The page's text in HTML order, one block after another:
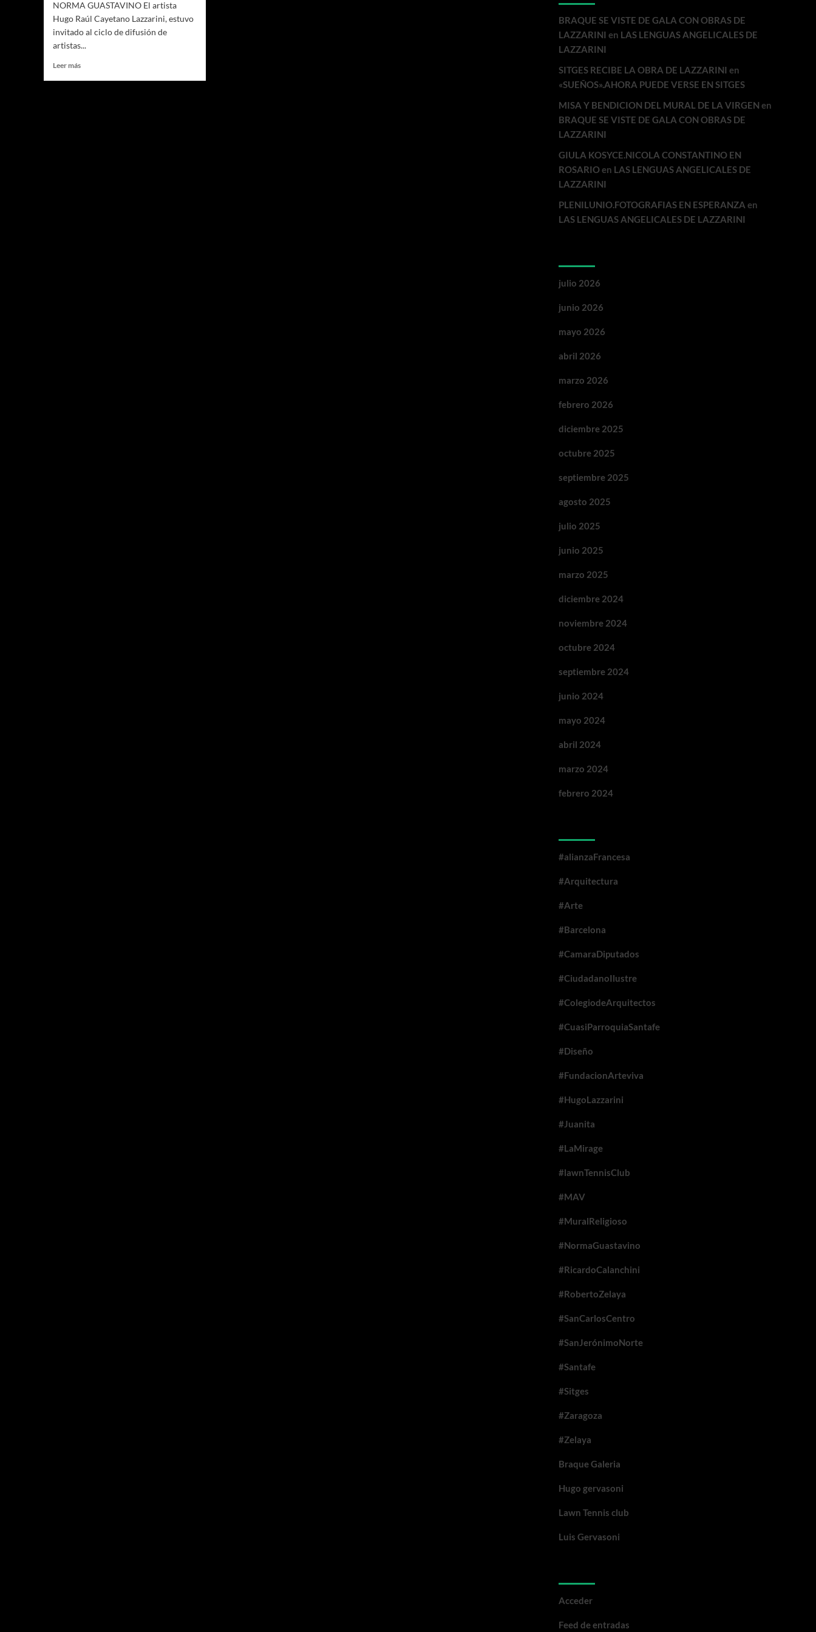
NORMA GUASTAVINO El artista
Hugo Raúl Cayetano Lazzarini, estuvo
invitado al ciclo de difusión de
artistas...
Leer másLeer
BRAQUE SE VISTE DE GALA CON OBRAS DE
LAZZARINI en LAS LENGUAS ANGELICALES DE
LAZZARINI
SITGES RECIBE LA OBRA DE LAZZARINI en
«SUEÑOS».AHORA PUEDE VERSE EN SITGES
MISA Y BENDICION DEL MURAL DE LA VIRGEN en
BRAQUE SE VISTE DE GALA CON OBRAS DE
LAZZARINI
GIULA KOSYCE.NICOLA CONSTANTINO EN
ROSARIOen LAS LENGUAS ANGELICALES DE
LAZZARINI
PLENILUNIO.FOTOGRAFIAS EN ESPERANZA en
LAS LENGUAS ANGELICALES DE LAZZARINI
julio 2026
junio 2026
mayo 2026
abril 2026
marzo 2026
febrero 2026
diciembre 2025
octubre 2025
septiembre 2025
agosto 2025
julio 2025
junio 2025
marzo 2025
diciembre 2024
noviembre 2024
octubre 2024
septiembre 2024
junio 2024
mayo 2024
abril 2024
marzo 2024
febrero 2024
#alianzaFrancesa
#Arquitectura
#Arte
#Barcelona
#CamaraDiputados
#CiudadanoIlustre
#ColegiodeArquitectos
#CuasiParroquiaSantafe
#Diseño
#FundacionArteviva
#HugoLazzarini
#Juanita
#LaMirage
#lawnTennisClub
#MAV
#MuralReligioso
#NormaGuastavino
#RicardoCalanchini
#RobertoZelaya
#SanCarlosCentro
#SanJerónimoNorte
#Santafe
#Sitges
#Zaragoza
#Zelaya
Braque Galeria
Hugo gervasoni
Lawn Tennis club
Luis Gervasoni
Acceder
Feed de entradas